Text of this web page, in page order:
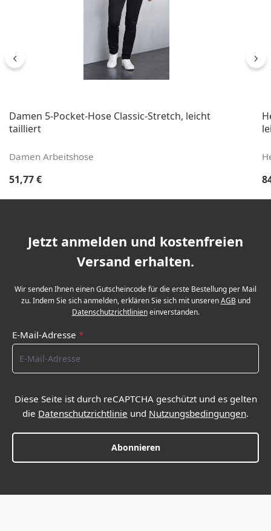
Damen 5-Pocket-Hose Classic-Stretch, leicht
tailliert
Damen Arbeitshose
Regulärer Preis:
51,77 €
Jetzt anmelden und kostenfreien
Versand erhalten.
Wir senden Ihnen einen Gutscheincode für die erste Bestellung per Mail
zu. Indem Sie sich anmelden, erklären Sie sich mit unserenAGBund
Datenschutzrichtlinieneinverstanden.
E-Mail-Adresse *
Diese Seite ist durch reCAPTCHA geschützt und es gelten
die Datenschutzrichtlinie und Nutzungsbedingungen.
Abonnieren